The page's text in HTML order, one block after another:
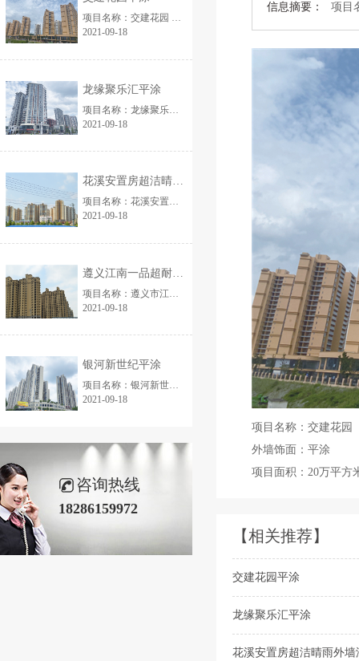
信息摘要： 项目
项目名称：交建花园
外墙饰面：平涂
项目面积：20万平方
【相关推荐】
交建花园平涂
龙缘聚乐汇平涂
花溪安置房超洁晴雨外墙
项目名称：交建花园 外墙饰面：平涂 项目面积：20万平方米...
2021-09-18
龙缘聚乐汇平涂
项目名称：龙缘聚乐汇 外墙饰面：平涂 项目面积：13万平方米...
2021-09-18
花溪安置房超洁晴雨外墙漆
项目名称：花溪安置房 外墙饰面:(平涂）超洁晴雨外墙漆 项目面积:15万平方...
2021-09-18
遵义江南一品超耐候硅丙外墙漆
2021-09-18
银河新世纪平涂
项目名称：银河新世纪 外墙饰面:平涂 项目面积:30万平方米...
2021-09-18
咨询热线
18286159972